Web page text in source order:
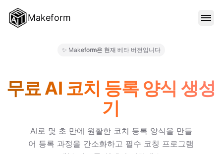
Makeform
✨ Makeform은 현재 베타 버전입니다
무료 AI 코치 등록 양식 생성
기
AI로 몇 초 만에 원활한 코치 등록 양식을 만들
어 등록 과정을 간소화하고 필수 코칭 프로그램